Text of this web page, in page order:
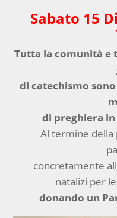
Sabato 15
Tutta la comunità e
di catechismo
di preghiera
Al termine della
concretamente
natalizi per
donando un